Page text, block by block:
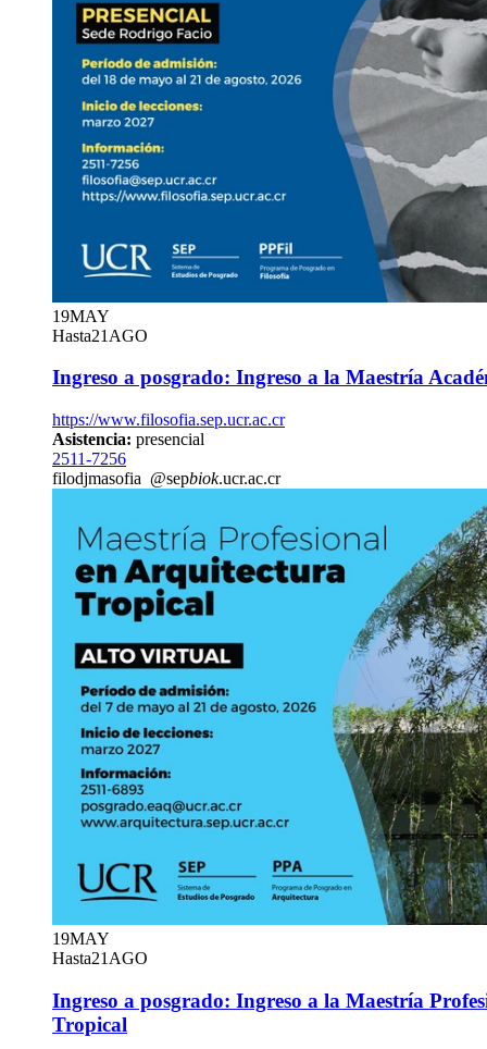
19MAY
Hasta21 AGO
Ingreso a posgrado: Ingreso a la Maestría
https://www.filosofia.sep.ucr.ac.cr
Asistencia: presencial
2511-7256
filodjmasofia @sepbiok.ucr.ac.cr
19MAY
Hasta21 AGO
Ingreso a posgrado: Ingreso a la Maestría
Tropical